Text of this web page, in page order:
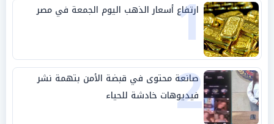
1
ارتفاع أسعار الذهب اليوم الجمعة في مصر
2
صانعة محتوى في قبضة الأمن بتهمة نشر
فيديوهات خادشة للحياء